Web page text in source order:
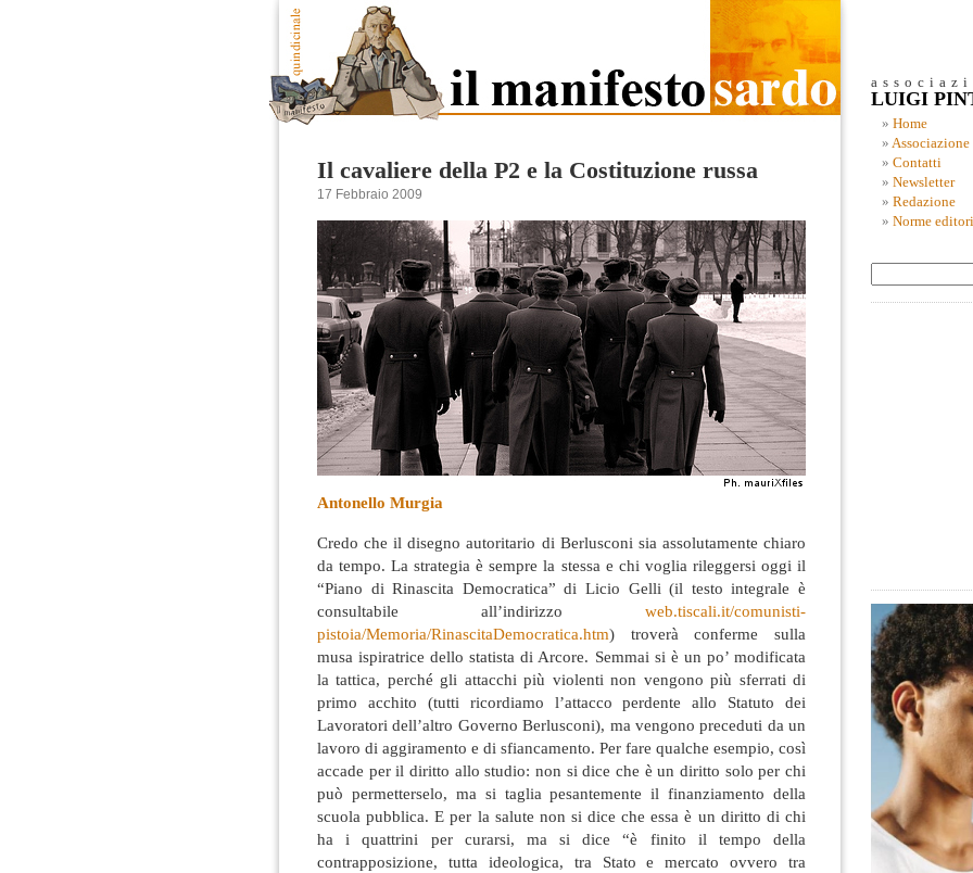
Il cavaliere della P2 e la Costituzione russa
17 Febbraio 2009
Antonello Murgia
Credo che il disegno autoritario di Berlusconi sia assolutamente chiaro
da tempo. La strategia è sempre la stessa e chi voglia rileggersi oggi il
“Piano di Rinascita Democratica” di Licio Gelli (il testo integrale è
consultabile all’indirizzo web.tiscali.it/comunisti-
pistoia/Memoria/RinascitaDemocratica.htm) troverà conferme sulla
musa ispiratrice dello statista di Arcore. Semmai si è un po’ modificata
la tattica, perché gli attacchi più violenti non vengono più sferrati di
primo acchito (tutti ricordiamo l’attacco perdente allo Statuto dei
Lavoratori dell’altro Governo Berlusconi), ma vengono preceduti da un
lavoro di aggiramento e di sfiancamento. Per fare qualche esempio, così
accade per il diritto allo studio: non si dice che è un diritto solo per chi
può permetterselo, ma si taglia pesantemente il finanziamento della
scuola pubblica. E per la salute non si dice che essa è un diritto di chi
ha i quattrini per curarsi, ma si dice “è finito il tempo della
contrapposizione, tutta ideologica, tra Stato e mercato ovvero tra
LUIGI
Home
Associazione
Contatti
Newsletter
Redazione
Norme